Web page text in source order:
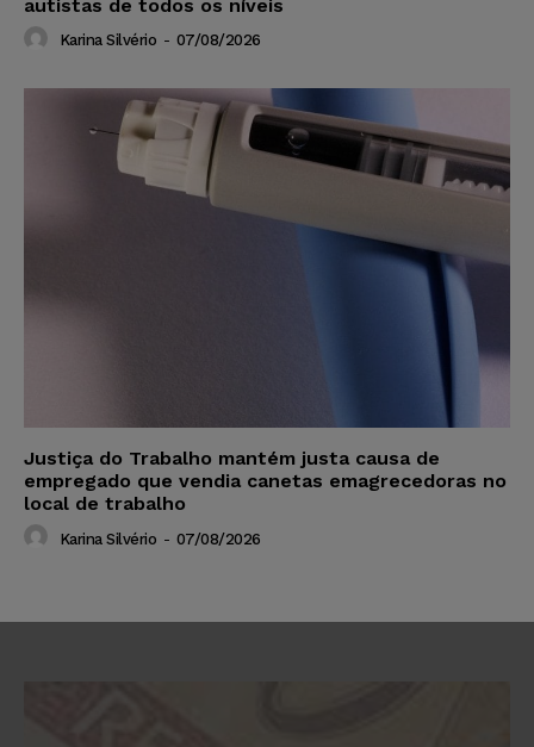
autistas de todos os níveis
Karina Silvério - 07/08/2026
Justiça do Trabalho mantém justa causa de
empregado que vendia canetas emagrecedoras no
local de trabalho
Karina Silvério - 07/08/2026